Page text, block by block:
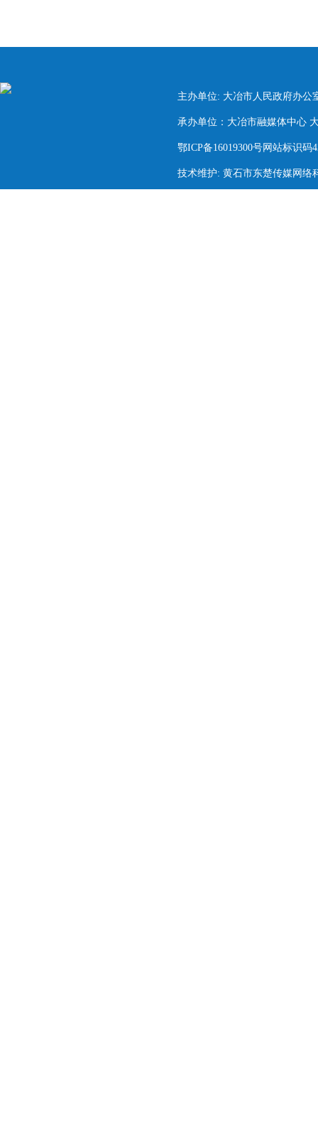
主办单位: 大冶市人民政府办公
承办单位：大冶市融媒体中心
鄂ICP备16019300号网站标识码
技术维护: 黄石市东楚传媒网络